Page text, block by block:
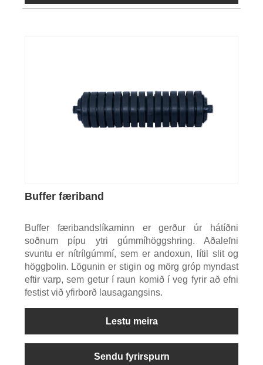
Buffer færiband
Buffer færibandslíkaminn er gerður úr hátíðni
soðnum pípu ytri gúmmíhöggshring. Aðalefni
svuntu er nítrílgúmmí, sem er andoxun, lítil slit og
höggþolin. Lögunin er stigin og mörg gróp myndast
eftir varp, sem getur í raun komið í veg fyrir að efni
festist við yfirborð lausagangsins.
Lestu meira
Sendu fyrirspurn